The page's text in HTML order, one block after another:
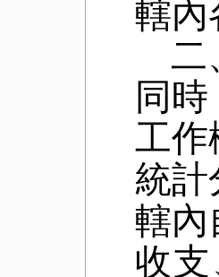
轄內
二
同
工作
統計
轄內
收